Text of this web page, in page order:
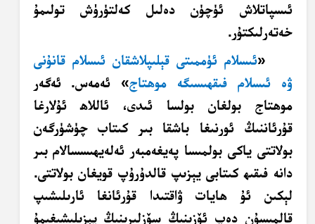
ئىسپاتلاش ئۈچۈن دەلىل كەلتۈرۈش تولىمۇ
خەتەرلىكتۇر.
«ئىسلام ئۈممىتى قېلىپلاشقان ئىسلام قانۇنى
ۋە ئىسلام فىقھىسىگە موھتاج» ئەمەس. ئەگەر
موھتاجبولغان بولسا ئىدى، ئاللاھ ئۇلارغا
قۇرئاننىڭ ئورنىغا باشقا بىر كىتاب چۈشۈرگەن
بولاتتى ياكى بولمىسا پەيغەمبەر ئەلەيھىسسالام بىر
دانە فىقىھ كىتابى يېزىپ قالدۇرۇپ قويغان بولاتتى.
لېكىن ئۇ ھايات ۋاقتىدا قۇرئانغائارىلىشىپ
قالمىسۇن دەپ ئۆزىنىڭ سۆزلىرىنىڭ يېزىلىشىغىمۇ